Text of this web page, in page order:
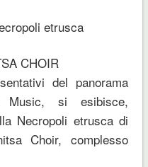
etrusca
CHOIR
del panorama
Music, si esibisce,
Necropoli etrusca di
Choir, complesso